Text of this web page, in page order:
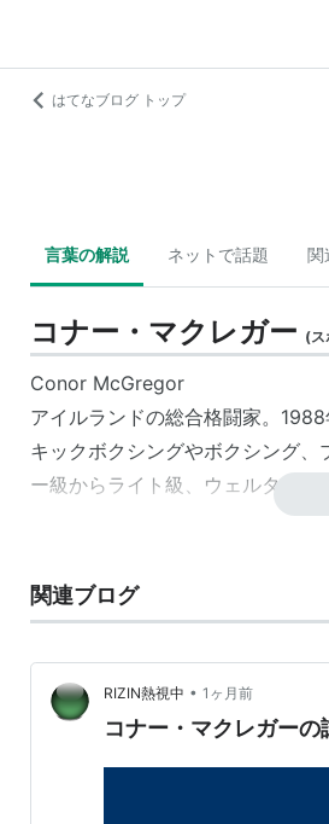
はてなブログ トップ
言葉の解説 ネットで話題 関
コナー・マクレガー (ス
Conor McGregor
アイルランドの総合格闘家。1988
キックボクシングやボクシング
ー級からライト級、ウェルター級
関連ブログ
RIZIN熱視中 • 1ヶ月前
コナー・マクレガー